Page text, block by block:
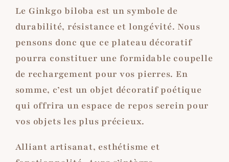
Le Ginkgo biloba est un symbole de
durabilité, résistance et longévité. Nous
pensons donc que ce plateau décoratif
pourra constituer une formidable coupelle
de rechargement pour vos pierres. En
somme, c’est un objet décoratif poétique
qui offrira un espace de repos serein pour
vos objets les plus précieux.
Alliant artisanat, esthétisme et